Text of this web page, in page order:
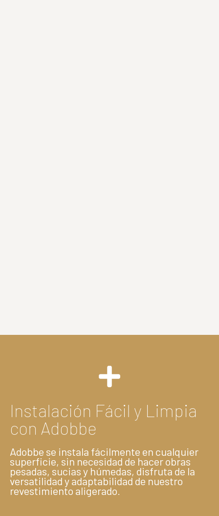
Instalación Fácil y Limpia
con Adobbe
Adobbe se instala fácilmente en cualquier
superficie, sin necesidad de hacer obras
pesadas, sucias y húmedas, disfruta de la
versatilidad y adaptabilidad de nuestro
revestimiento aligerado.